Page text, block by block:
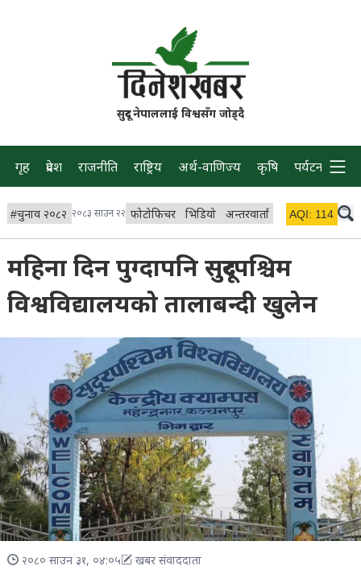
सुदूर नेपाललाई विश्वसँग जोड्दै
गृह प्रदेश राजनीति राष्ट्रिय अर्थ-वाणिज्य कृषि पर्यटन प्रवास
#चुनाव २०८२ २०८३ साउन २२ फोटोफिचर भिडियो अन्तरवार्ता विचार/ब्लग
AQI: 114
महिना दिन पुग्दापनि सुदूरपश्चिम
विश्वविद्यालयको तालाबन्दी खुलेन
२०८० साउन ३१, ०४:०५ खबर संवाददाता